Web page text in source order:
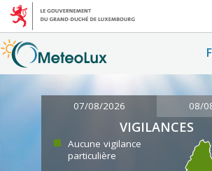
07/08/2026 08/
VIGILANCES
Aucune vigilance
particulière